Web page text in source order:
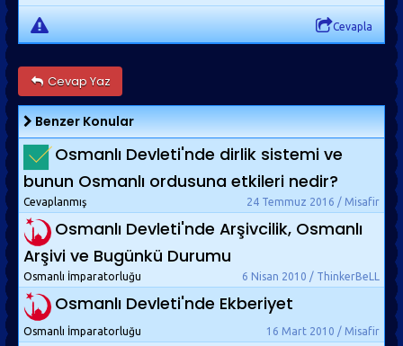
Cevapla
Cevap Yaz
Benzer Konular
Osmanlı Devleti'nde dirlik sistemi ve
bunun Osmanlı ordusuna etkileri nedir?
24 Temmuz 2016 / Misafir
Cevaplanmış
Osmanlı Devleti'nde Arşivcilik, Osmanlı
Arşivi ve Bugünkü Durumu
6 Nisan 2010 / ThinkerBeLL
Osmanlı İmparatorluğu
Osmanlı Devleti'nde Ekberiyet
16 Mart 2010 / Misafir
Osmanlı İmparatorluğu